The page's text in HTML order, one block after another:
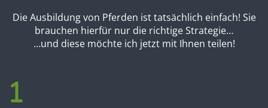
Die Ausbildung von Pferden ist tatsächlich einfach! Sie
brauchen hierfür nur die richtige Strategie…
…und diese möchte ich jetzt mit Ihnen teilen!